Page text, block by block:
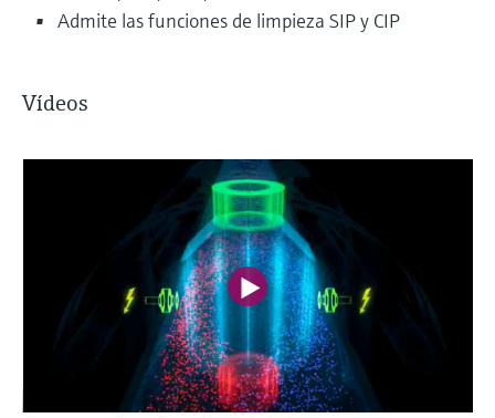
Admite las funciones de limpieza SIP y CIP
Vídeos